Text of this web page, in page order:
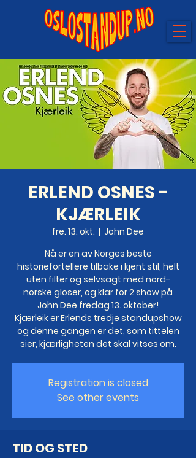
ERLEND OSNES -
KJÆRLEIK
fre. 13. okt.
  |
John Dee
Nå er en av Norges beste
historiefortellere tilbake i kjent stil, helt
uten filter og selvsagt med nord-
norske gloser, og klar for 2 show på
John Dee fredag 13. oktober!
Kjærleik er Erlends tredje standupshow
og denne gangen er det, som tittelen
sier, kjærligheten det skal vitses om.
Registration is closed
See other events
TID OG STED